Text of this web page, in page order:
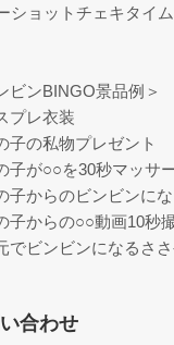
ショットチェキタイ
ビンBINGO景品例
プレ衣装
子の私物プレゼント
子が○○を30秒マッサ
子からのビンビンに
子からの○○動画10秒
でビンビンになるさ
合わせ